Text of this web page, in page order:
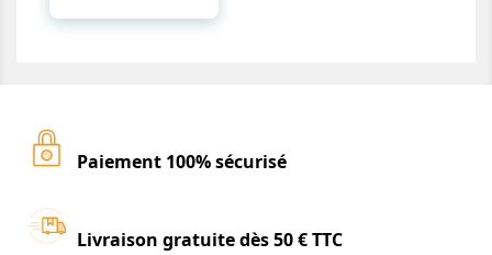
Paiement 100% sécurisé
Livraison gratuite dès 50 € TTC